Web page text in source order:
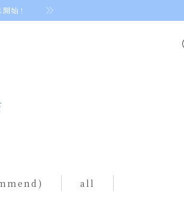
始！
all